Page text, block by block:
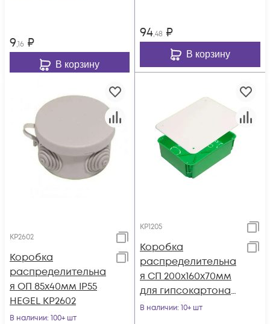
9,16 ₽
В корзину
94,48 ₽
В корзину
КР2602
Коробка
распределительна
я ОП 85х40мм IP55
HEGEL КР2602
В наличии: 100+ шт
КР1205
Коробка
распределительна
я СП 200х160х70мм
для гипсокартона
HEGEL КР1205
В наличии: 10+ шт